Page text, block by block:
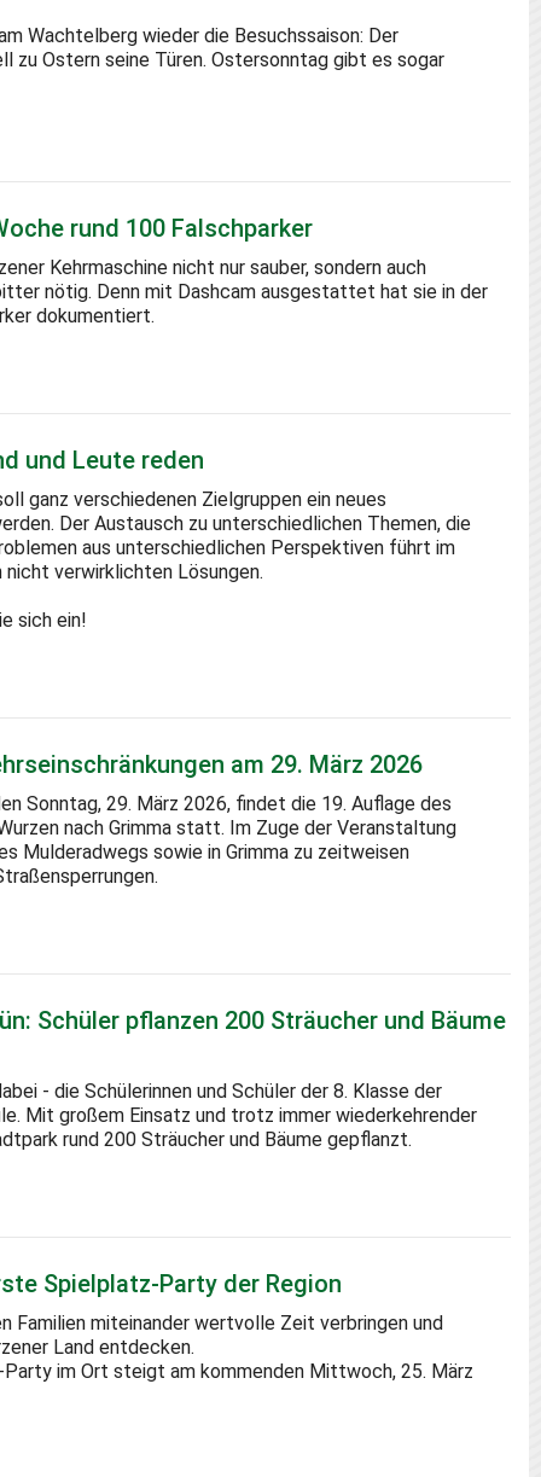
Wachtelberg wieder die Besuchssaison: Der
Ostern seine Türen. Ostersonntag gibt es sogar
rund 100 Falschparker
Kehrmaschine nicht nur sauber, sondern auch
nötig. Denn mit Dashcam ausgestattet hat sie in der
dokumentiert.
und Leute reden
ganz verschiedenen Zielgruppen ein neues
Der Austausch zu unterschiedlichen Themen, die
aus unterschiedlichen Perspektiven führt im
verwirklichten Lösungen.
sich ein!
am 29. März 2026
Sonntag, 29. März 2026, findet die 19. Auflage des
nach Grimma statt. Im Zuge der Veranstaltung
Mulderadwegs sowie in Grimma zu zeitweisen
Schüler pflanzen 200 Sträucher und Bäume
- die Schülerinnen und Schüler der 8. Klasse der
Mit großem Einsatz und trotz immer wiederkehrender
rund 200 Sträucher und Bäume gepflanzt.
Spielplatz-Party der Region
Familien miteinander wertvolle Zeit verbringen und
Land entdecken.
im Ort steigt am kommenden Mittwoch, 25. März